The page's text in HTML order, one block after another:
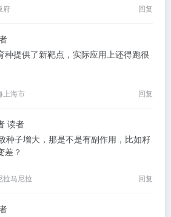
府 回复
种提供了新靶点，实际应用上还得跑很
上海市 回复
读者
种子增大，那是不是有副作用，比如籽
差？
拉马尼拉 回复